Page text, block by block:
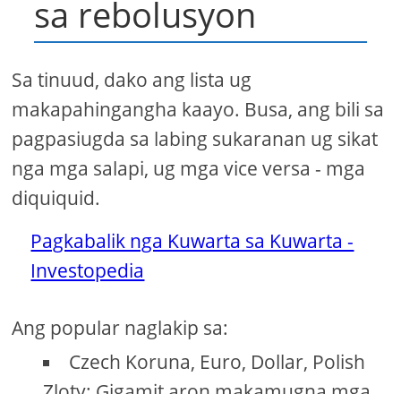
sa rebolusyon
Sa tinuud, dako ang lista ug
makapahingangha kaayo. Busa, ang bili sa
pagpasiugda sa labing sukaranan ug sikat
nga mga salapi, ug mga vice versa - mga
diquiquid.
Pagkabalik nga Kuwarta sa Kuwarta -
Investopedia
Ang popular naglakip sa:
Czech Koruna, Euro, Dollar, Polish